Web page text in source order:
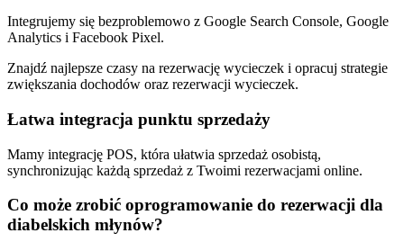
Integrujemy się bezproblemowo z Google Search Console, Google
Analytics i Facebook Pixel.
Znajdź najlepsze czasy na rezerwację wycieczek i opracuj strategie
zwiększania dochodów oraz rezerwacji wycieczek.
Łatwa integracja punktu sprzedaży
Mamy integrację POS, która ułatwia sprzedaż osobistą,
synchronizując każdą sprzedaż z Twoimi rezerwacjami online.
Co może zrobić oprogramowanie do rezerwacji dla
diabelskich młynów?